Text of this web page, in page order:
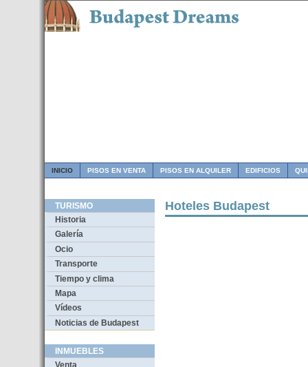
INICIO PISOS EN VENTA PISOS EN ALQUILER EDIFICIOS
TURISMO
Historia
Galería
Ocio
Transporte
Tiempo y clima
Mapa
Vídeos
Noticias de Budapest
INMUEBLES
Venta
Hoteles Budapest